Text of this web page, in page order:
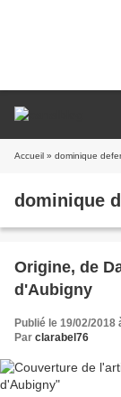
Accueil » dominique
dominique
Origine, de
d'Aubigny
Publié le 19/02/2018
Par clarabel76